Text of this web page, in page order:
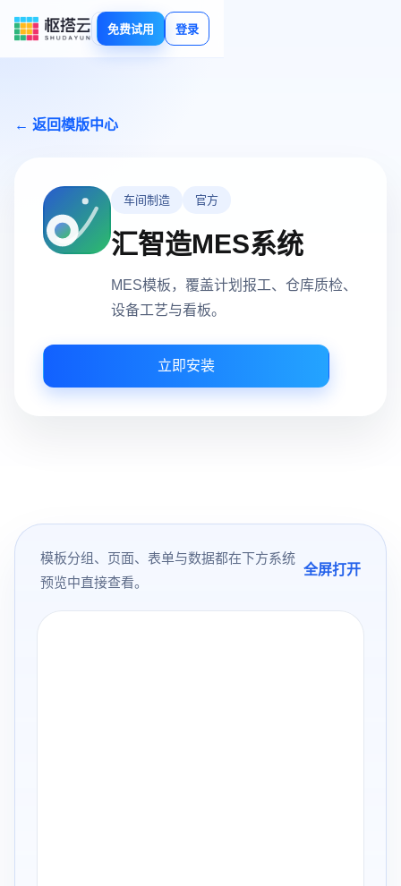
免费试用 登录
← 返回模版中心
车间制造 官方
汇智造MES系统
MES模板，覆盖计划报工、仓库质检、
设备工艺与看板。
立即安装
模板分组、页面、表单与数据都在下方系统
预览中直接查看。
全屏打开